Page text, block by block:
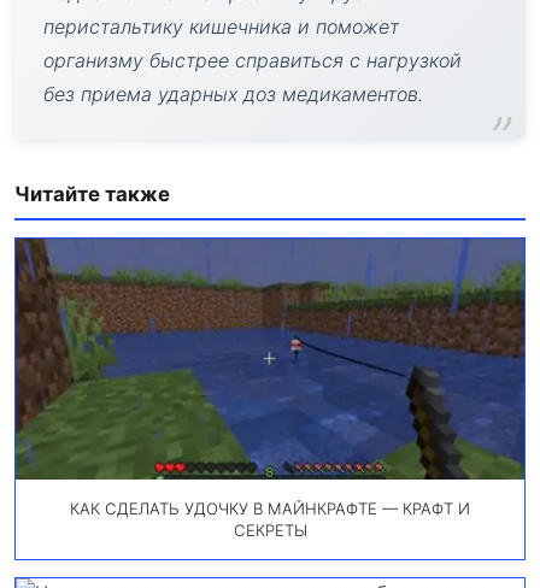
перистальтику кишечника и поможет
организму быстрее справиться с нагрузкой
без приема ударных доз медикаментов.
Читайте также
КАК СДЕЛАТЬ УДОЧКУ В МАЙНКРАФТЕ — КРАФТ И
СЕКРЕТЫ